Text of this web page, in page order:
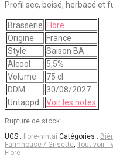
Profil sec, boisé, herbacé et
Brasserie Flore
Origine
France
Style
Saison BA
Alcool
5,5%
Volume
75 cl
DDM
30/08/2027
Untappd
Voir les notes
Rupture de stock
UGS : flore-nintai Catégories :
Farmhouse / Grisette, Tout voir -
Flore